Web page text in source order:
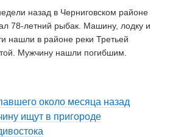
назад в Черниговском районе
78-летний рыбак. Машину, лодку и
нашли в районе реки Третьей
Мужчину нашли погибшим.
около месяца назад
ищут в пригороде